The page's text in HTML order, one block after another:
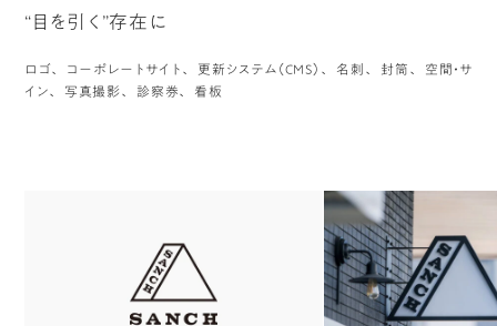
“目を引く”存在に
ロゴ コーポレートサイト 更新システム（CMS） 名刺 封筒
空間・サ
イン
写真撮影 診察券 看板